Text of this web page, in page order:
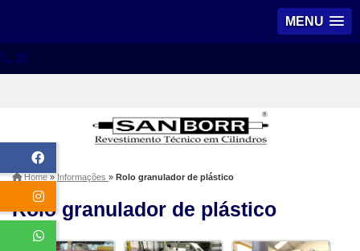
MENU
Home»Informações » Rolo granulador de plástico
Rolo granulador de plástico